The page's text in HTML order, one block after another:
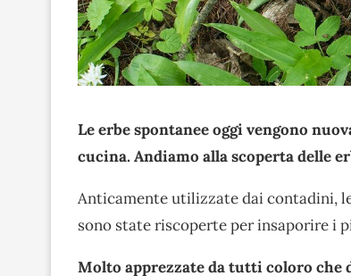
Le erbe spontanee oggi vengono
cucina. Andiamo alla scoperta delle
Anticamente utilizzate dai contadini,
sono state riscoperte per insaporire i
Molto apprezzate da tutti coloro che